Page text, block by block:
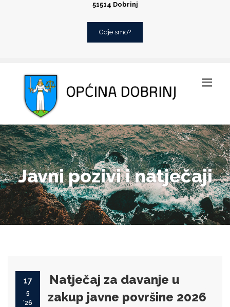
51514 Dobrinj
Gdje smo?
Javni pozivi i natječaji
17
5
'26
Natječaj za davanje u
zakup javne površine 2026